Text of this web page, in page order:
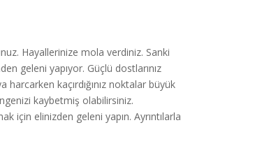
Hayallerinize mola verdiniz. Sanki
geleni yapıyor. Güçlü dostlarınız
kaçırdığınız noktalar büyük
kaybetmiş olabilirsiniz.
için elinizden geleni yapın. Ayrıntılarla